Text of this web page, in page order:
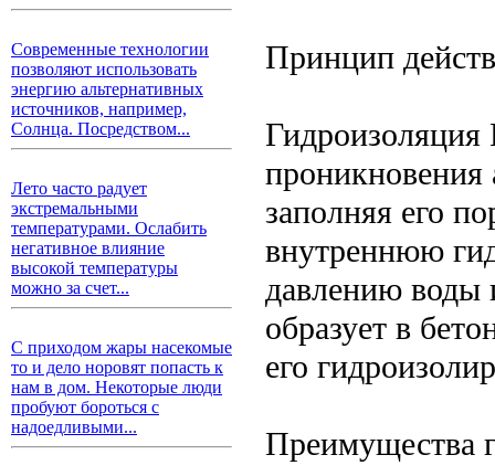
Современные технологии
позволяют использовать
энергию альтернативных
источников, например,
Солнца. Посредством...
Лето часто радует
экстремальными
температурами. Ослабить
негативное влияние
высокой температуры
можно за счет...
С приходом жары насекомые
то и дело норовят попасть к
нам в дом. Некоторые люди
пробуют бороться с
надоедливыми...
Принцип
Гидроизоляция
проникновения
заполняя его
внутреннюю
давлению воды
образует в
его
Преимущества